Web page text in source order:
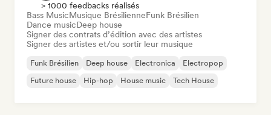
> 1000 feedbacks réalisés
Bass MusicMusique BrésilienneFunk Brésilien
Dance musicDeep house
Signer des contrats d’édition avec des artistes
Signer des artistes et/ou sortir leur musique
Funk Brésilien Deep house Electronica
Electropop
Future house
Hip-hop House music Tech House